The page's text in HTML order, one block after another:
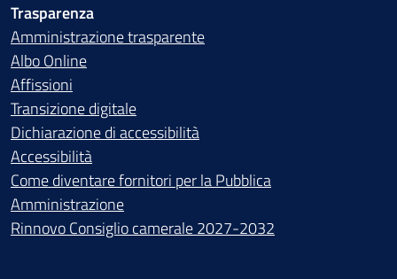
Trasparenza
Amministrazione trasparente
Albo Online
Affissioni
Transizione digitale
Dichiarazione di accessibilità
Accessibilità
Come diventare fornitori per la Pubblica
Amministrazione
Rinnovo Consiglio camerale 2027-2032